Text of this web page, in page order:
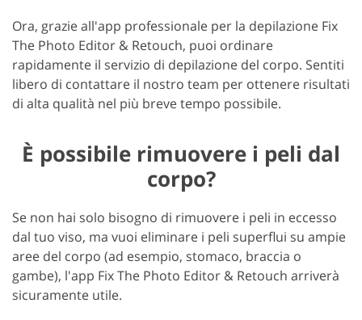
Ora, grazie all'app professionale per la depilazione Fix
The Photo Editor & Retouch, puoi ordinare
rapidamente il servizio di depilazione del corpo. Sentiti
libero di contattare il nostro team per ottenere risultati
di alta qualità nel più breve tempo possibile.
È possibile rimuovere i peli dal
corpo?
Se non hai solo bisogno di rimuovere i peli in eccesso
dal tuo viso, ma vuoi eliminare i peli superflui su ampie
aree del corpo (ad esempio, stomaco, braccia o
gambe), l'app Fix The Photo Editor & Retouch arriverà
sicuramente utile.